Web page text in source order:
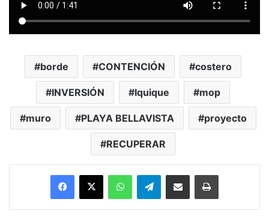
borde CONTENCIÓN costero
INVERSIÓN Iquique mop
muro PLAYA BELLAVISTA proyecto
RECUPERAR
Facebook
X WhatsAppTelegramEnviar vía email Imprimir